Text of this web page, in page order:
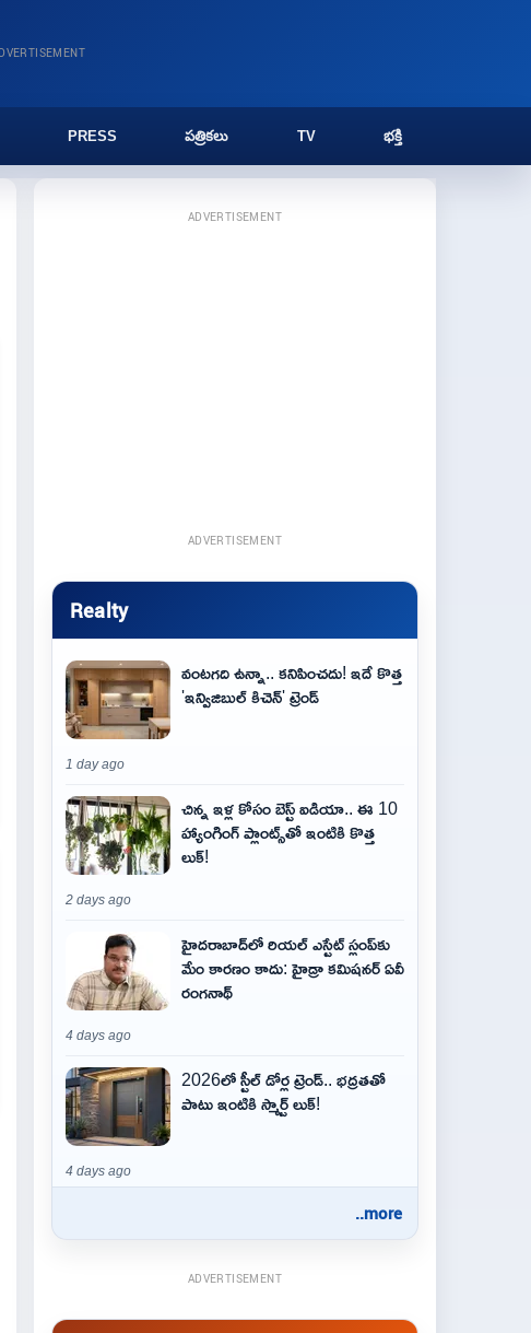
PRESS పత్రికలు TV భక్తి
ADVERTISEMENT
ADVERTISEMENT
Realty
వంటగది ఉన్నా.. కనిపించదు! ఇదే కొత్త
'ఇన్విజిబుల్ కిచెన్' ట్రెండ్
1 day ago
చిన్న ఇళ్ల కోసం బెస్ట్ ఐడియా.. ఈ 10
హ్యాంగింగ్ ప్లాంట్స్‌తో ఇంటికి కొత్త
లుక్!
2 days ago
హైదరాబాద్‌లో రియల్ ఎస్టేట్ స్లంప్‌కు
మేం కారణం కాదు: హైడ్రా కమిషనర్ ఏవీ
రంగనాథ్
4 days ago
2026లో స్టీల్ డోర్ల ట్రెండ్.. భద్రతతో
పాటు ఇంటికి స్మార్ట్ లుక్!
4 days ago
..more
ADVERTISEMENT